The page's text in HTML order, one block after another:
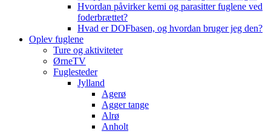
Hvordan påvirker kemi og parasitter fuglene ved
foderbrættet?
Hvad er DOFbasen, og hvordan bruger jeg den?
Oplev fuglene
Ture og aktiviteter
ØrneTV
Fuglesteder
Jylland
Agerø
Agger tange
Alrø
Anholt